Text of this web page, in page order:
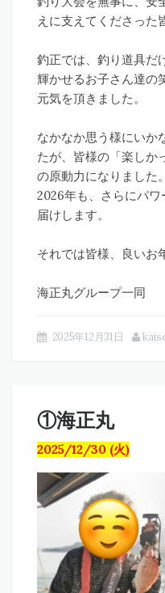
えに支えてくださった
釣正では、釣り道具だ
輝かせるお子さん達の
元気を頂きました。
なかなか思う様にいか
たが、皆様の「楽しか
の原動力になりました。
2026年も、さらにパ
届けします。
それでは皆様、良いお
海正丸グループ一同
2025年12月31日
①海正丸
2025/12/30 (火)